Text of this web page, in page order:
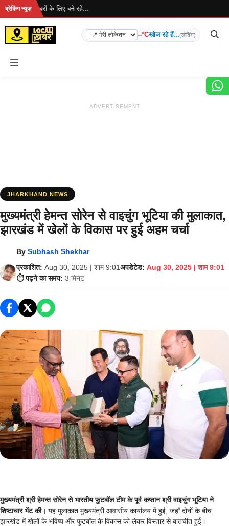
Skip
content
ब्रेकिंग न्यूज़
ताज़ा खबरों के लिए बने रहें...
--°Cखोज रहे हैं...(लोडिंग)
Menu
ADVERTISEMENT
JHARKHAND NEWS
मुख्यमंत्री हेमन्त सोरेन से वाइचुंग भूटिया की मुलाकात,
झारखंड में खेलों के विकास पर हुई अहम चर्चा
BySubhash Shekhar
प्रकाशित: Aug 30, 2025 | शाम 9:01अपडेटेड: Aug 30, 2025 | शाम 9:01
⏱️ पढ़ने का समय: 3 मिनट
मुख्यमंत्री श्री हेमन्त सोरेन से भारतीय फुटबॉल टीम के पूर्व कप्तान श्री वाइचुंग भूटिया ने
शिष्टाचार भेंट की। यह मुलाकात मुख्यमंत्री आवासीय कार्यालय में हुई, जहाँ दोनों के बीच
झारखंड में खेलों के भविष्य और फुटबॉल के विकास को लेकर विस्तार से बातचीत हुई।